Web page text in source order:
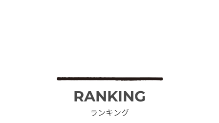
RANKING
ランキング